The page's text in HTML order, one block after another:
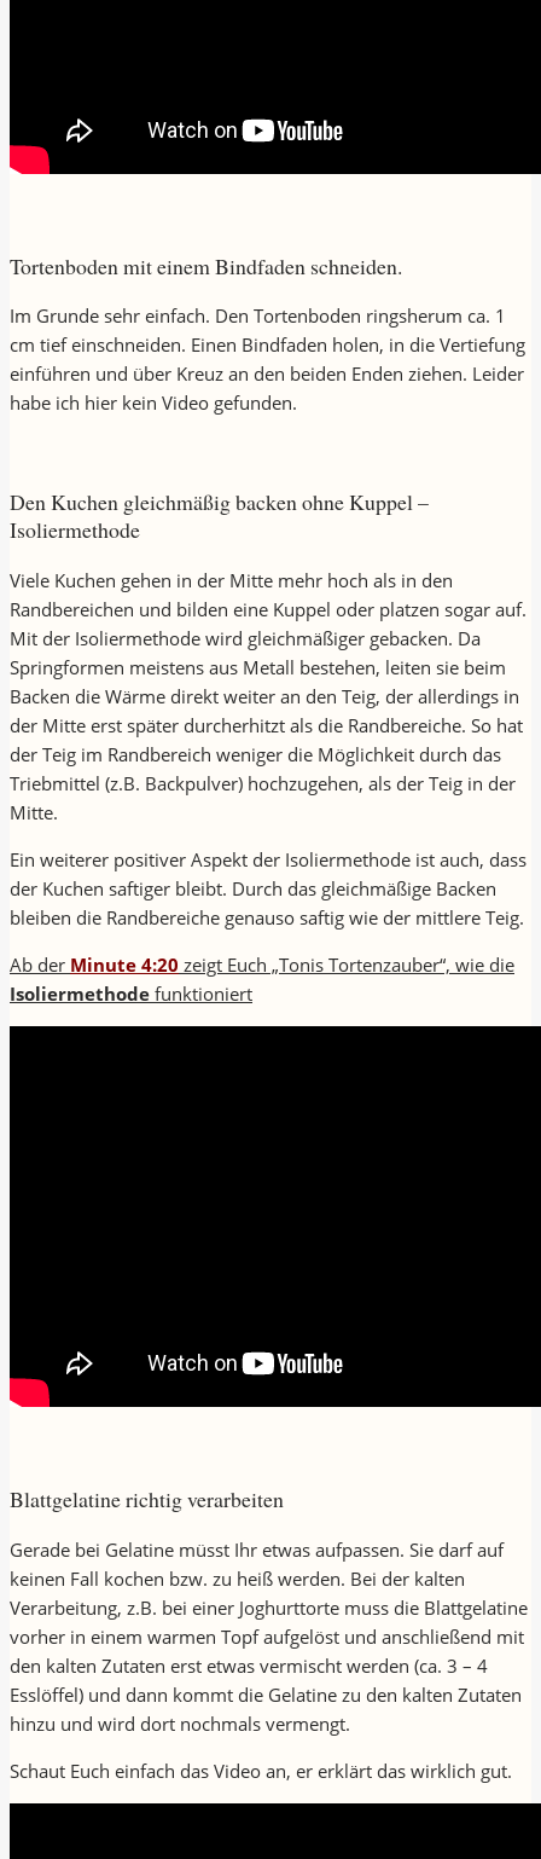
Tortenboden mit einem Bindfaden schneiden.
Im Grunde sehr einfach. Den Tortenboden ringsherum ca. 1
cm tief einschneiden. Einen Bindfaden holen, in die Vertiefung
einführen und über Kreuz an den beiden Enden ziehen. Leider
habe ich hier kein Video gefunden.
Den Kuchen gleichmäßig backen ohne Kuppel –
Isoliermethode
Viele Kuchen gehen in der Mitte mehr hoch als in den
Randbereichen und bilden eine Kuppel oder platzen sogar auf.
Mit der Isoliermethode wird gleichmäßiger gebacken. Da
Springformen meistens aus Metall bestehen, leiten sie beim
Backen die Wärme direkt weiter an den Teig, der allerdings in
der Mitte erst später durcherhitzt als die Randbereiche. So hat
der Teig im Randbereich weniger die Möglichkeit durch das
Triebmittel (z.B. Backpulver) hochzugehen, als der Teig in der
Mitte.
Ein weiterer positiver Aspekt der Isoliermethode ist auch, dass
der Kuchen saftiger bleibt. Durch das gleichmäßige Backen
bleiben die Randbereiche genauso saftig wie der mittlere Teig.
Ab der Minute 4:20 zeigt Euch „Tonis Tortenzauber“, wie die
Isoliermethode funktioniert
Blattgelatine richtig verarbeiten
Gerade bei Gelatine müsst Ihr etwas aufpassen. Sie darf auf
keinen Fall kochen bzw. zu heiß werden. Bei der kalten
Verarbeitung, z.B. bei einer Joghurttorte muss die Blattgelatine
vorher in einem warmen Topf aufgelöst und anschließend mit
den kalten Zutaten erst etwas vermischt werden (ca. 3 – 4
Esslöffel) und dann kommt die Gelatine zu den kalten Zutaten
hinzu und wird dort nochmals vermengt.
Schaut Euch einfach das Video an, er erklärt das wirklich gut.